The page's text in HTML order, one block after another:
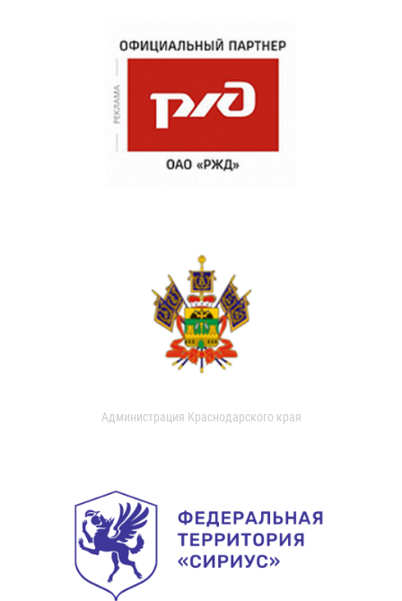
Администрация Краснодарского края